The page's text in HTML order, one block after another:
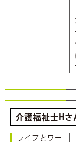
介護福祉士Hさ
ライフとワー